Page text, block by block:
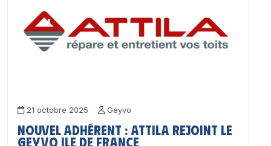
21 octobre 2025 Geyvo
Nouvel adhérent : ATTILA rejoint le
GEYVO Ile de France